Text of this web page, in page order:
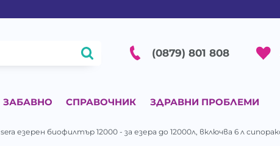
(0879) 801 808
ЗАБАВНО СПРАВОЧНИК ЗДРАВНИ ПРОБЛЕМИ
sera езерен биофилтър 12000 - за езера до 12000л, включва 6 л